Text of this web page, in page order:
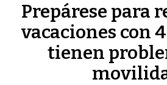
Prepárese para
vacaciones con
tienen